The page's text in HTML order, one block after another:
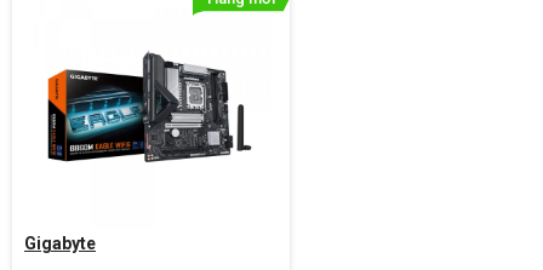
Gigabyte